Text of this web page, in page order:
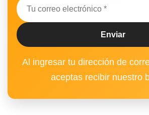
Al ingresar tu dirección de
aceptas recibir nuestro